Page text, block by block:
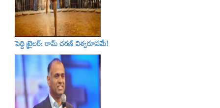
పెద్ది ట్రైలర్‌: రామ్‌ చరణ్‌ విశ్వరూపమే!